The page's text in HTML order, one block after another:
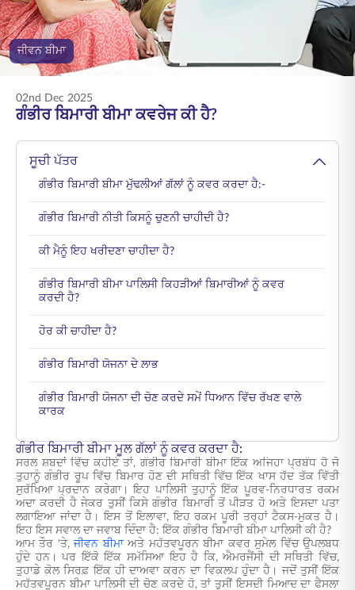
ENGLISH
ਆਨਲਾਈਨ ਖਰੀਦੋ
ਜੀਵਨ ਬੀਮਾ
02nd Dec 2025
ਗੰਭੀਰ ਬਿਮਾਰੀ ਬੀਮਾ ਕਵਰੇਜ ਕੀ ਹੈ?
ਸੂਚੀ ਪੱਤਰ
ਗੰਭੀਰ ਬਿਮਾਰੀ ਬੀਮਾ ਮੁੱਢਲੀਆਂ ਗੱਲਾਂ ਨੂੰ ਕਵਰ ਕਰਦਾ ਹੈ:-
ਗੰਭੀਰ ਬਿਮਾਰੀ ਨੀਤੀ ਕਿਸਨੂੰ ਚੁਣਨੀ ਚਾਹੀਦੀ ਹੈ?
ਕੀ ਮੈਨੂੰ ਇਹ ਖਰੀਦਣਾ ਚਾਹੀਦਾ ਹੈ?
ਗੰਭੀਰ ਬਿਮਾਰੀ ਬੀਮਾ ਪਾਲਿਸੀ ਕਿਹੜੀਆਂ ਬਿਮਾਰੀਆਂ ਨੂੰ ਕਵਰ
ਕਰਦੀ ਹੈ?
ਹੋਰ ਕੀ ਚਾਹੀਦਾ ਹੈ?
ਗੰਭੀਰ ਬਿਮਾਰੀ ਯੋਜਨਾ ਦੇ ਲਾਭ
ਗੰਭੀਰ ਬਿਮਾਰੀ ਯੋਜਨਾ ਦੀ ਚੋਣ ਕਰਦੇ ਸਮੇਂ ਧਿਆਨ ਵਿੱਚ ਰੱਖਣ ਵਾਲੇ
ਕਾਰਕ
ਗੰਭੀਰ ਬਿਮਾਰੀ ਬੀਮਾ ਮੂਲ ਗੱਲਾਂ ਨੂੰ ਕਵਰ ਕਰਦਾ ਹੈ:
ਸਰਲ ਸ਼ਬਦਾਂ ਵਿੱਚ ਕਹੀਏ ਤਾਂ, ਗੰਭੀਰ ਬਿਮਾਰੀ ਬੀਮਾ ਇੱਕ ਅਜਿਹਾ ਪ੍ਰਬੰਧ ਹੈ ਜੋ
ਤੁਹਾਨੂੰ ਗੰਭੀਰ ਰੂਪ ਵਿੱਚ ਬਿਮਾਰ ਹੋਣ ਦੀ ਸਥਿਤੀ ਵਿੱਚ ਇੱਕ ਖਾਸ ਹੱਦ ਤੱਕ ਵਿੱਤੀ
ਸੁਰੱਖਿਆ ਪ੍ਰਦਾਨ ਕਰੇਗਾ। ਇਹ ਪਾਲਿਸੀ ਤੁਹਾਨੂੰ ਇੱਕ ਪੂਰਵ-ਨਿਰਧਾਰਤ ਰਕਮ
ਅਦਾ ਕਰਦੀ ਹੈ ਜੇਕਰ ਤੁਸੀਂ ਕਿਸੇ ਗੰਭੀਰ ਬਿਮਾਰੀ ਤੋਂ ਪੀੜਤ ਹੋ ਅਤੇ ਇਸਦਾ ਪਤਾ
ਲਗਾਇਆ ਜਾਂਦਾ ਹੈ। ਇਸ ਤੋਂ ਇਲਾਵਾ, ਇਹ ਰਕਮ ਪੂਰੀ ਤਰ੍ਹਾਂ ਟੈਕਸ-ਮੁਕਤ ਹੈ।
ਇਹ ਇਸ ਸਵਾਲ ਦਾ ਜਵਾਬ ਦਿੰਦਾ ਹੈ: ਇੱਕ ਗੰਭੀਰ ਬਿਮਾਰੀ ਬੀਮਾ ਪਾਲਿਸੀ ਕੀ ਹੈ?
ਆਮ ਤੌਰ 'ਤੇ,ਜੀਵਨ ਬੀਮਾਅਤੇ ਮਹੱਤਵਪੂਰਨ ਬੀਮਾ ਕਵਰ ਸੁਮੇਲ ਵਿੱਚ ਉਪਲਬਧ
ਹੁੰਦੇ ਹਨ। ਪਰ ਇੱਕੋ ਇੱਕ ਸਮੱਸਿਆ ਇਹ ਹੈ ਕਿ, ਐਮਰਜੈਂਸੀ ਦੀ ਸਥਿਤੀ ਵਿੱਚ,
ਤੁਹਾਡੇ ਕੋਲ ਸਿਰਫ਼ ਇੱਕ ਹੀ ਦਾਅਵਾ ਕਰਨ ਦਾ ਵਿਕਲਪ ਹੁੰਦਾ ਹੈ। ਜਦੋਂ ਤੁਸੀਂ ਇੱਕ
ਮਹੱਤਵਪੂਰਨ ਬੀਮਾ ਪਾਲਿਸੀ ਦੀ ਚੋਣ ਕਰਦੇ ਹੋ, ਤਾਂ ਤੁਸੀਂ ਇਸਦੀ ਮਿਆਦ ਦਾ ਫੈਸਲਾ